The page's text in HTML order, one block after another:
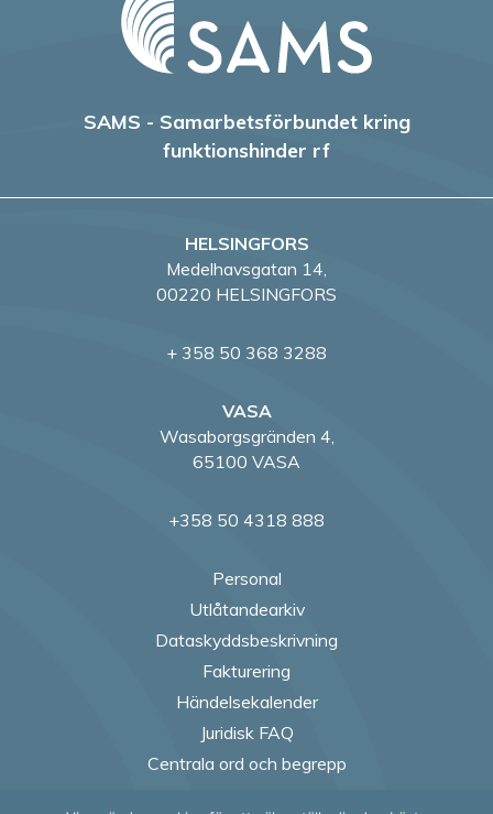
SAMS - Samarbetsförbundet kring
funktionshinder rf
HELSINGFORS
Medelhavsgatan 14,
00220 HELSINGFORS
+ 358 50 368 3288
VASA
Wasaborgsgränden 4,
65100 VASA
+358 50 4318 888
Personal
Utlåtandearkiv
Dataskyddsbeskrivning
Fakturering
Händelsekalender
Juridisk FAQ
Centrala ord och begrepp